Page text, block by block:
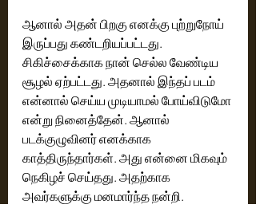
ஆனால் அதன் பிறகு எனக்கு புற்றுநோய்
இருப்பது கண்டறியப்பட்டது.
சிகிச்சைக்காக நான் செல்ல வேண்டிய
சூழல் ஏற்பட்டது. அதனால் இந்தப் படம்
என்னால் செய்ய முடியாமல் போய்விடுமோ
என்று நினைத்தேன். ஆனால்
படக்குழுவினர் எனக்காக
காத்திருந்தார்கள். அது என்னை மிகவும்
நெகிழச் செய்தது. அதற்காக
அவர்களுக்கு மனமார்ந்த நன்றி.